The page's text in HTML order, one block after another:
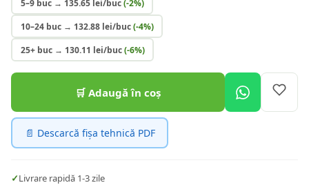
5–9 buc→ 135.65lei/buc(-2%)
10–24 buc→ 132.88lei/buc(-4%)
25+ buc→ 130.11 lei/buc(-6%)
🛒 Adaugă în coș
📄 Descarcă fișa tehnică PDF
✓Livrare rapidă 1-3 zile